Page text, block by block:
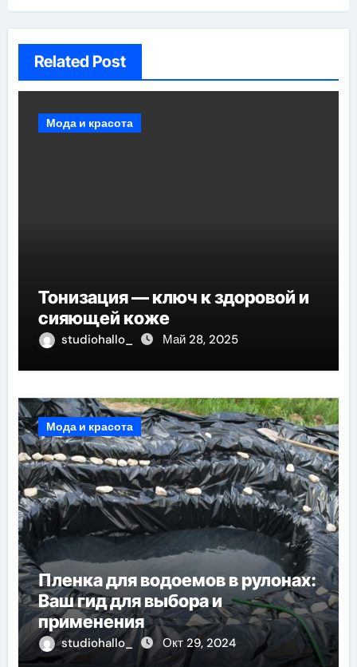
Related Post
Мода и красота
Тонизация — ключ к здоровой и
сияющей коже
studiohallo_ Май 28, 2025
Мода и красота
Пленка для водоемов в рулонах:
Ваш гид для выбора и
применения
studiohallo_ Окт 29, 2024